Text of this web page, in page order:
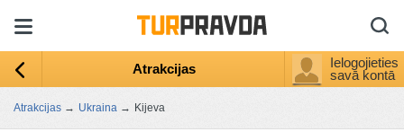
Atrakcijas
Ielogojieties
savā kontā
Atrakcijas → Ukraina → Kijeva